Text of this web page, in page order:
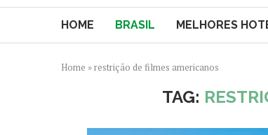
HOME BRASIL MELHORES
Home »restrição de filmes americanos
TAG: